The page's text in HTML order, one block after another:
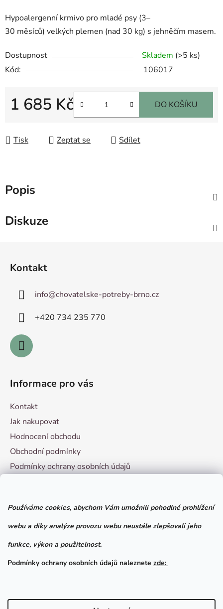
Používáme cookies, abychom Vám umožnili pohodlné prohlížení
webu a díky analýze provozu webu neustále zlepšovali jeho
funkce, výkon a použitelnost.
Podmínky ochrany osobních údajů naleznete zde:
Hypoalergenní krmivo pro mladé psy (3–
30 měsíců) velkých plemen (nad 30 kg) s jehněčím masem.
Dostupnost Skladem (>5 ks)
Kód:
106017
1 685 Kč DO KOŠÍKU
Tisk Zeptat se Sdílet
Popis
Diskuze
Kontakt
info@chovatelske-potreby-brno.cz
+420 ­734 235 770
Informace pro vás
Kontakt
Jak nakupovat
Hodnocení obchodu
Obchodní podmínky
Podmínky ochrany osobních údajů
Facebook